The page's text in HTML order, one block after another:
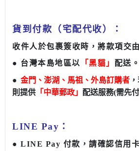
貨到付款（宅配代收）：
收件人於包裹簽收時，將款項交
● 台灣本島地區以 「黑貓」 配送。
● 金門、澎湖、馬祖、外島訂購者
則提供 「中華郵政」 配送服務(需先
LINE Pay：
● LINE Pay 付款，請確認信用